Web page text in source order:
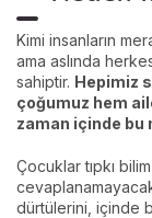
Kimi insanların
ama aslında
sahiptir. Hepimiz
çoğumuz hem
zaman içinde
Çocuklar tıpkı
dürtülerini, içinde